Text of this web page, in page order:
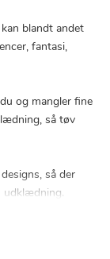
blandt andet
fantasi,
og mangler fine
så tøv
så der
udklædning.